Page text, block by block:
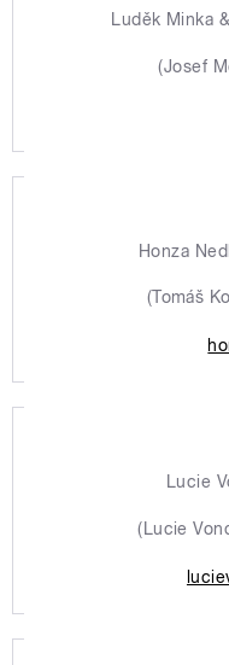
Luděk Minka
(Josef
Honza
(Tomáš
Lucie
(Lucie